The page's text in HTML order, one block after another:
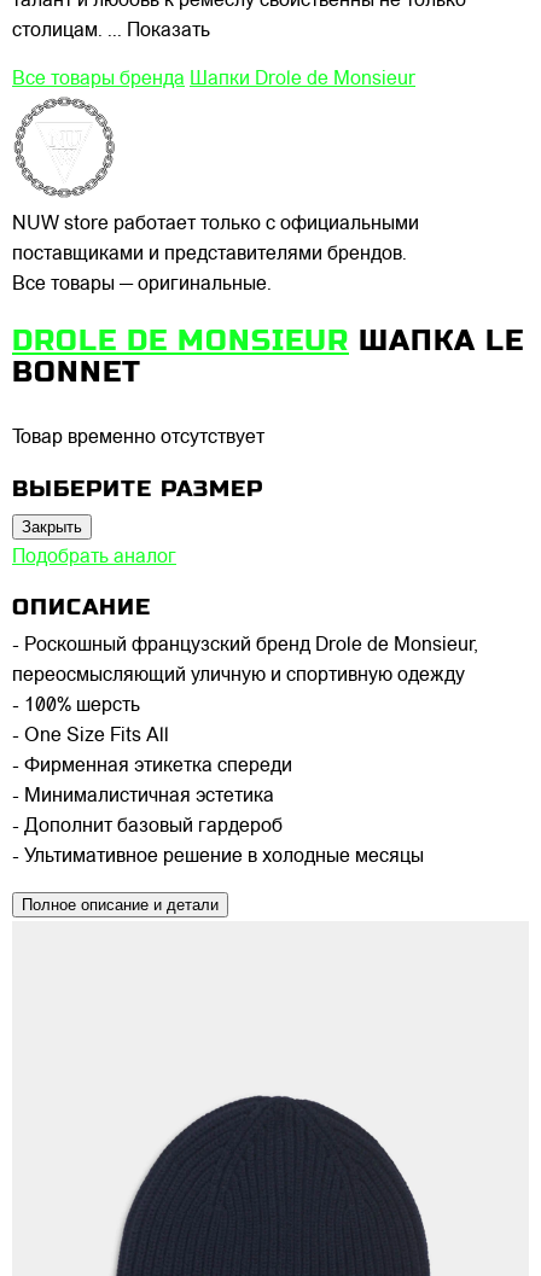
столицам. ... Показать
Все товары бренда Шапки Drole de Monsieur
NUW store работает только с официальными
поставщиками и представителями брендов.
Все товары — оригинальные.
DROLE DE MONSIEUR ШАПКА LE
BONNET
Товар временно отсутствует
ВЫБЕРИТЕ РАЗМЕР
Закрыть
Подобрать аналог
ОПИСАНИЕ
- Роскошный французский бренд Drole de Monsieur,
переосмысляющий уличную и спортивную одежду
- 100% шерсть
- One Size Fits All
- Фирменная этикетка спереди
- Минималистичная эстетика
- Дополнит базовый гардероб
- Ультимативное решение в холодные месяцы
Полное описание и детали